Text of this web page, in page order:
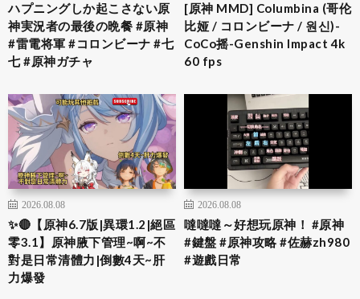
ハプニングしか起こさない原
神実況者の最後の晩餐 #原神
#雷電将軍 #コロンビーナ #七
七 #原神ガチャ
[原神 MMD] Columbina (哥伦
比娅 / コロンビーナ / 원신)-
CoCo摇-Genshin Impact 4k
60 fps
2026.08.08
✨🔴【原神6.7版|異環1.2|絕區
零3.1】原神腋下管理~啊~不
對是日常清體力|倒數4天~肝
力爆發
2026.08.08
噠噠噠～好想玩原神！ #原神
#鍵盤 #原神攻略 #佐赫zh980
#遊戲日常